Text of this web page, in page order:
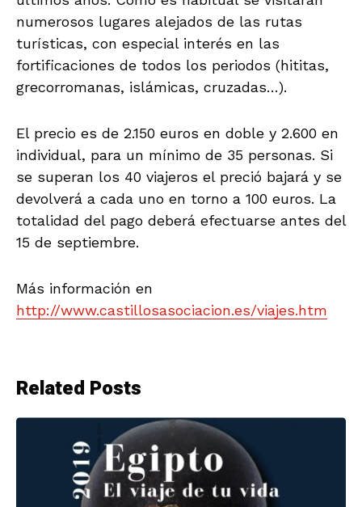
numerosos lugares alejados de las rutas
turísticas, con especial interés en las
fortificaciones de todos los periodos (hititas,
grecorromanas, islámicas, cruzadas…).
El precio es de 2.150 euros en doble y 2.600 en
individual, para un mínimo de 35 personas. Si
se superan los 40 viajeros el preció bajará y se
devolverá a cada uno en torno a 100 euros. La
totalidad del pago deberá efectuarse antes del
15 de septiembre.
Más información en
http://www.castillosasociacion.es/viajes.htm
Related Posts